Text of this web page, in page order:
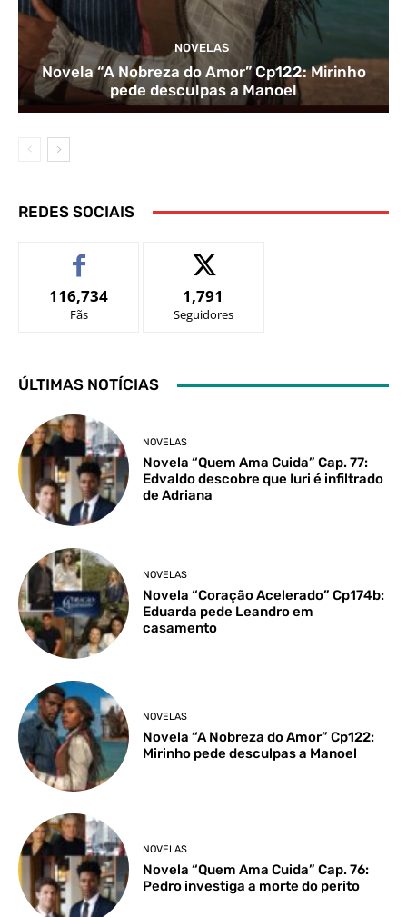
NOVELAS
Novela “A Nobreza do Amor” Cp122: Mirinho
pede desculpas a Manoel
REDES SOCIAIS
116,734
Fãs
1,791
Seguidores
ÚLTIMAS NOTÍCIAS
NOVELAS
Novela “Quem Ama Cuida” Cap. 77:
Edvaldo descobre que Iuri é infiltrado
de Adriana
NOVELAS
Novela “Coração Acelerado” Cp174b:
Eduarda pede Leandro em
casamento
NOVELAS
Novela “A Nobreza do Amor” Cp122:
Mirinho pede desculpas a Manoel
NOVELAS
Novela “Quem Ama Cuida” Cap. 76:
Pedro investiga a morte do perito